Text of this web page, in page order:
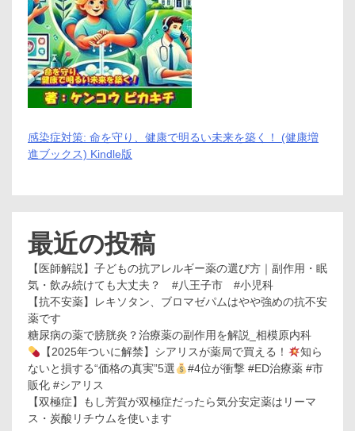
感染症対策: 命を守り、健康で明るい未来を築く！ (健康増
進ブックス) Kindle版
最近の投稿
【医師解説】子どもの抗アレルギー薬の選び方｜副作用・眠
気・飲み続けても大丈夫？ #八王子市 #小児科
【抗不安薬】レキソタン、ブロマゼパムはやや強めの抗不安
薬です
糖尿病の薬で膀胱炎？治療薬の副作用を解説_相模原内科
【2025年ついに解禁】シアリスが薬局で買える！
知ら
ないと損する“価格の真実”5選
#4位が衝撃 #ED治療薬 #市
販化 #シアリス
【双極症】もし芳賀が双極症だったら気分安定薬はリーマ
ス・炭酸リチウムを使います